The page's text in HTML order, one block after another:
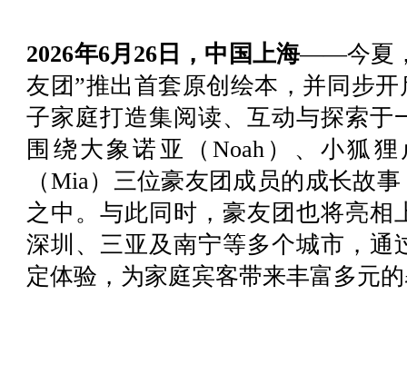
2026年6月26日，中国上海——今夏
友团”推出首套原创绘本，并同步
子家庭打造集阅读、互动与探索于
围绕大象诺亚（Noah）、小狐
（Mia）三位豪友团成员的成长故
之中。与此同时，豪友团也将亮相
深圳、三亚及南宁等多个城市，通
定体验，为家庭宾客带来丰富多元